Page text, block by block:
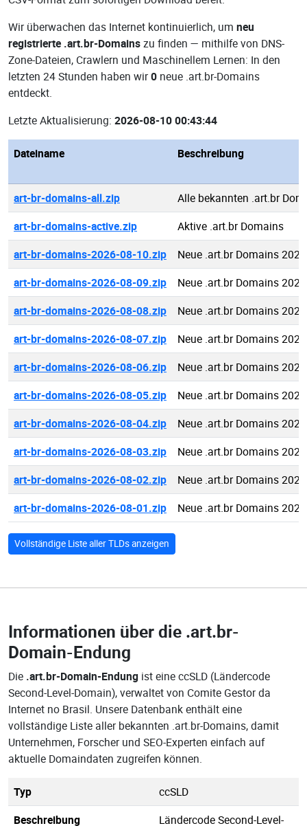
Wir überwachen das Internet kontinuierlich, um neu
registrierte .art.br-Domainszu finden — mithilfe von DNS-
Zone-Dateien, Crawlern und Maschinellem Lernen: In den
letzten 24 Stunden haben wir0 neue .art.br-Domains
entdeckt.
Letzte Aktualisierung: 2026-08-10 00:43:44
Dateiname Beschreibung
art-br-domains-all.zip
Alle bekannten .art.br
art-br-domains-active.zip
Aktive .art.br Domains
art-br-domains-2026-08-10.zip
Neue .art.br Domains
art-br-domains-2026-08-09.zip
Neue .art.br Domains
art-br-domains-2026-08-08.zip
Neue .art.br Domains
art-br-domains-2026-08-07.zip
Neue .art.br Domains
art-br-domains-2026-08-06.zip
Neue .art.br Domains
art-br-domains-2026-08-05.zip
Neue .art.br Domains
art-br-domains-2026-08-04.zip
Neue .art.br Domains
art-br-domains-2026-08-03.zip
Neue .art.br Domains
art-br-domains-2026-08-02.zip
Neue .art.br Domains
art-br-domains-2026-08-01.zip
Neue .art.br Domains
Vollständige Liste aller TLDs anzeigen
Informationen über die .art.br-
Domain-Endung
Die .art.br-Domain-Endung ist eine ccSLD (Ländercode
Second-Level-Domain), verwaltet von Comite Gestor da
Internet no Brasil. Unsere Datenbank enthält eine
vollständige Liste aller bekannten .art.br-Domains, damit
Unternehmen, Forscher und SEO-Experten einfach auf
aktuelle Domaindaten zugreifen können.
Typ
ccSLD
Beschreibung
Ländercode Second-Level-